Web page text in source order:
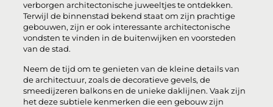
verborgen architectonische juweeltjes te ontdekken.
Terwijl de binnenstad bekend staat om zijn prachtige
gebouwen, zijn er ook interessante architectonische
vondsten te vinden in de buitenwijken en voorsteden
van de stad.
Neem de tijd om te genieten van de kleine details van
de architectuur, zoals de decoratieve gevels, de
smeedijzeren balkons en de unieke daklijnen. Vaak zijn
het deze subtiele kenmerken die een gebouw zijn